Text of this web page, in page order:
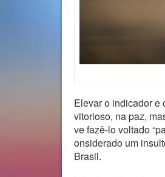
Elevar o indicador e
vitorioso, na paz,
ve fazê-lo voltado
onsiderado um
Brasil.